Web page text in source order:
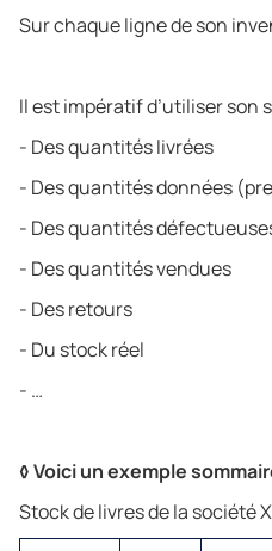
Sur chaque ligne de son
Il est impératif d’utiliser
- Des quantités livrées
- Des quantités données
- Des quantités
- Des quantités vendues
- Des retours
- Du stock réel
- …
◊ Voici un exemple
Stock de livres de la société